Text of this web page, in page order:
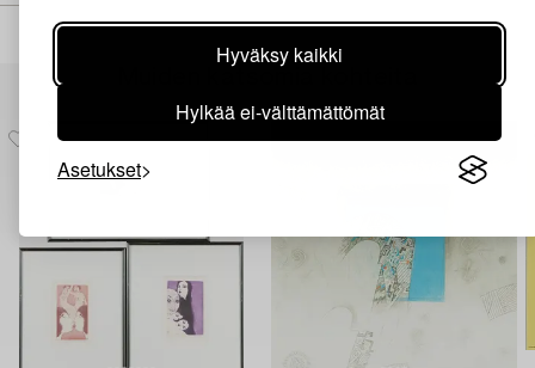
Hyväksy kaikki
Hylkää ei-välttämättömät
Asetukset